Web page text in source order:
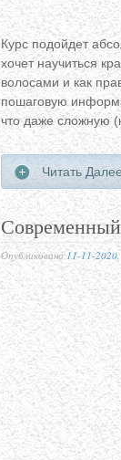
Курс подойдет
хочет научиться
волосами и как
пошаговую
что даже сложную
Читать
Опубликовано11-11-